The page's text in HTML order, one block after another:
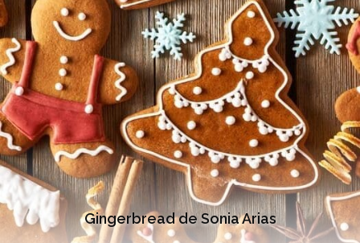
Gingerbread de Sonia Arias